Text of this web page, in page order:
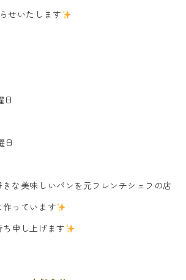
せいたします
日
日
な美味しいパンを元フレンチシェフの店
っています
申し上げます